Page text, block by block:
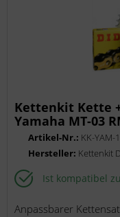
Kettenkit Kette
Yamaha MT-03
Artikel-Nr.: KK-YAM-
Hersteller: Kettenkit
Ist kompatibel
Anpassbarer